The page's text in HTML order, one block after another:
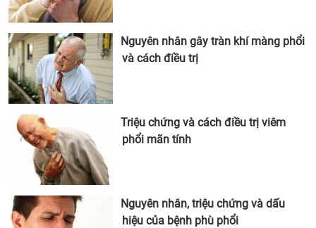
Nguyên nhân gây tràn khí màng phổi
và cách điều trị
Triệu chứng và cách điều trị viêm
phổi mãn tính
Nguyên nhân, triệu chứng và dấu
hiệu của bệnh phù phổi